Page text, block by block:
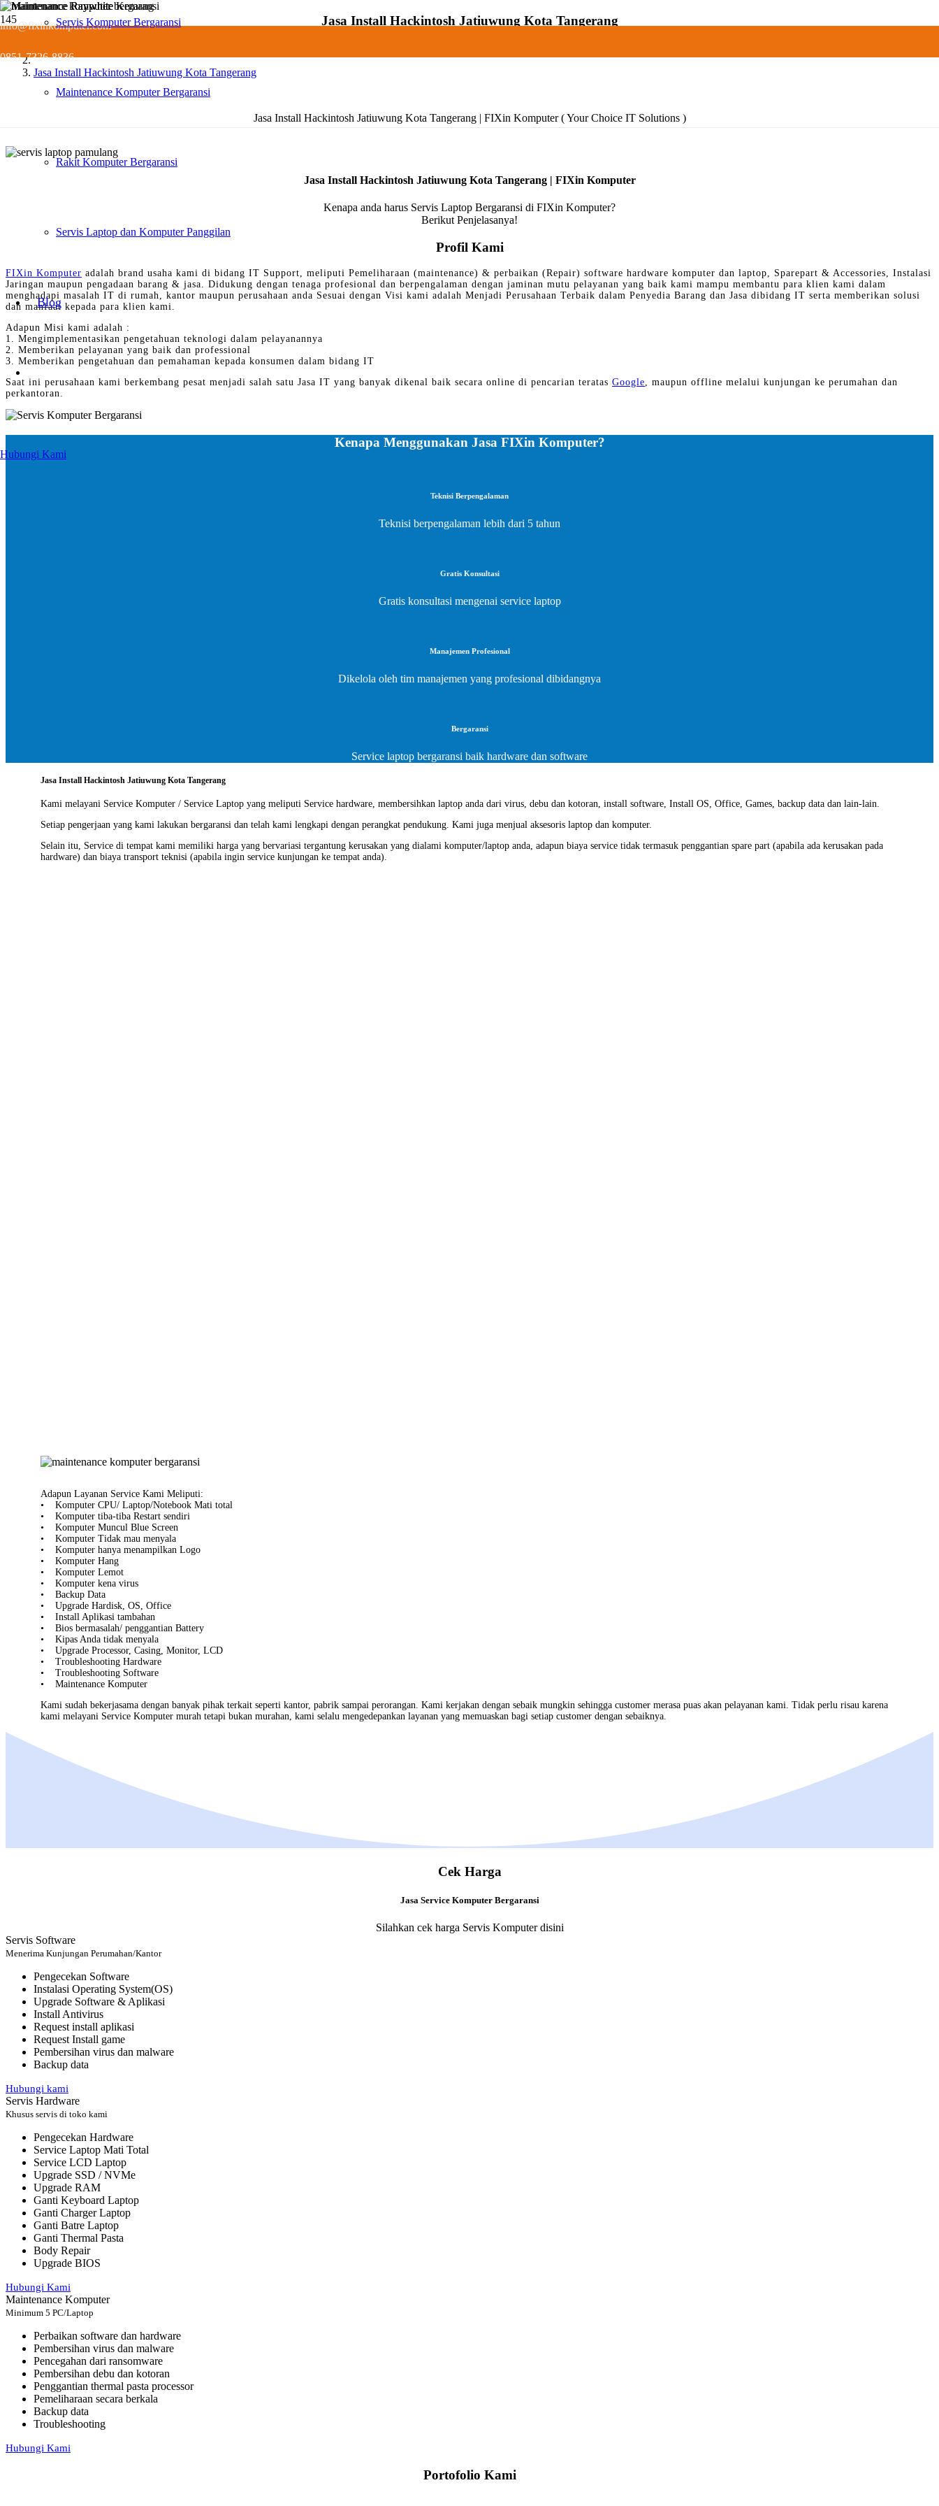
info@fixinkomputer.com
0851-7326-8836
Servis Komputer Bergaransi
Maintenance Komputer Bergaransi
Rakit Komputer Bergaransi
Servis Laptop dan Komputer Panggilan
Blog
Hubungi Kami
Jasa Install Hackintosh Jatiuwung Kota Tangerang
Jasa Install Hackintosh Jatiuwung Kota Tangerang
Jasa Install Hackintosh Jatiuwung Kota Tangerang | FIXin Komputer ( Your Choice IT Solutions )
Jasa Install Hackintosh Jatiuwung Kota Tangerang | FIXin Komputer
Kenapa anda harus Servis Laptop Bergaransi di FIXin Komputer?
Berikut Penjelasanya!
Profil Kami
FIXin Komputer adalah brand usaha kami di bidang IT Support, meliputi Pemeliharaan (maintenance) & perbaikan (Repair) software hardware komputer dan laptop, Sparepart & Accessories, Instalasi
Jaringan maupun pengadaan barang & jasa. Didukung dengan tenaga profesional dan berpengalaman dengan jaminan mutu pelayanan yang baik kami mampu membantu para klien kami dalam
menghadapi masalah IT di rumah, kantor maupun perusahaan anda Sesuai dengan Visi kami adalah Menjadi Perusahaan Terbaik dalam Penyedia Barang dan Jasa dibidang IT serta memberikan solusi
dan manfaat kepada para klien kami.
Adapun Misi kami adalah :
1. Mengimplementasikan pengetahuan teknologi dalam pelayanannya
2. Memberikan pelayanan yang baik dan professional
3. Memberikan pengetahuan dan pemahaman kepada konsumen dalam bidang IT
Saat ini perusahaan kami berkembang pesat menjadi salah satu Jasa IT yang banyak dikenal baik secara online di pencarian teratas Google, maupun offline melalui kunjungan ke perumahan dan
perkantoran.
Kenapa Menggunakan Jasa FIXin Komputer?
Teknisi Berpengalaman
Teknisi berpengalaman lebih dari 5 tahun
Gratis Konsultasi
Gratis konsultasi mengenai service laptop
Manajemen Profesional
Dikelola oleh tim manajemen yang profesional dibidangnya
Bergaransi
Service laptop bergaransi baik hardware dan software
Jasa Install Hackintosh Jatiuwung Kota Tangerang
Kami melayani Service Komputer / Service Laptop yang meliputi Service hardware, membersihkan laptop anda dari virus, debu dan kotoran, install software, Install OS, Office, Games, backup data dan lain-lain.
Setiap pengerjaan yang kami lakukan bergaransi dan telah kami lengkapi dengan perangkat pendukung. Kami juga menjual aksesoris laptop dan komputer.
Selain itu, Service di tempat kami memiliki harga yang bervariasi tergantung kerusakan yang dialami komputer/laptop anda, adapun biaya service tidak termasuk penggantian spare part (apabila ada kerusakan pada
hardware) dan biaya transport teknisi (apabila ingin service kunjungan ke tempat anda).
Adapun Layanan Service Kami Meliputi:
• Komputer CPU/ Laptop/Notebook Mati total
• Komputer tiba-tiba Restart sendiri
• Komputer Muncul Blue Screen
• Komputer Tidak mau menyala
• Komputer hanya menampilkan Logo
• Komputer Hang
• Komputer Lemot
• Komputer kena virus
• Backup Data
• Upgrade Hardisk, OS, Office
• Install Aplikasi tambahan
• Bios bermasalah/ penggantian Battery
• Kipas Anda tidak menyala
• Upgrade Processor, Casing, Monitor, LCD
• Troubleshooting Hardware
• Troubleshooting Software
• Maintenance Komputer
Kami sudah bekerjasama dengan banyak pihak terkait seperti kantor, pabrik sampai perorangan. Kami kerjakan dengan sebaik mungkin sehingga customer merasa puas akan pelayanan kami. Tidak perlu risau karena
kami melayani Service Komputer murah tetapi bukan murahan, kami selalu mengedepankan layanan yang memuaskan bagi setiap customer dengan sebaiknya.
Cek Harga
Jasa Service Komputer Bergaransi
Silahkan cek harga Servis Komputer disini
Servis Software
Menerima Kunjungan Perumahan/Kantor
Pengecekan Software
Instalasi Operating System(OS)
Upgrade Software & Aplikasi
Install Antivirus
Request install aplikasi
Request Install game
Pembersihan virus dan malware
Backup data
Hubungi kami
Servis Hardware
Khusus servis di toko kami
Pengecekan Hardware
Service Laptop Mati Total
Service LCD Laptop
Upgrade SSD / NVMe
Upgrade RAM
Ganti Keyboard Laptop
Ganti Charger Laptop
Ganti Batre Laptop
Ganti Thermal Pasta
Body Repair
Upgrade BIOS
Hubungi Kami
Maintenance Komputer
Minimum 5 PC/Laptop
Perbaikan software dan hardware
Pembersihan virus dan malware
Pencegahan dari ransomware
Pembersihan debu dan kotoran
Penggantian thermal pasta processor
Pemeliharaan secara berkala
Backup data
Troubleshooting
Hubungi Kami
Portofolio Kami